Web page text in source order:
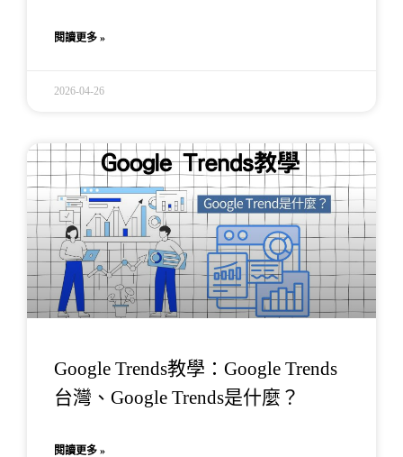
閱讀更多 »
2026-04-26
Google Trends教學：Google Trends
台灣、Google Trends是什麼？
閱讀更多 »